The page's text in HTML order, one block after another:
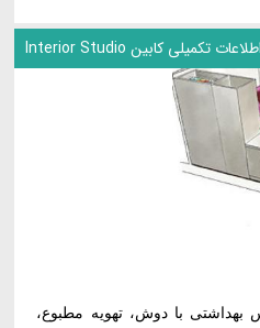
با دوش، تهویه مطبوع،
اطلاعات تکمیلی کابین Interior Studio